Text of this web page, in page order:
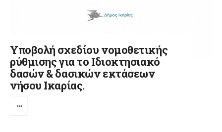
Yποβολή σχεδίου νομοθετικής
ρύθμισης για το Ιδιοκτησιακό
δασών & δασικών εκτάσεων
νήσου Ικαρίας.